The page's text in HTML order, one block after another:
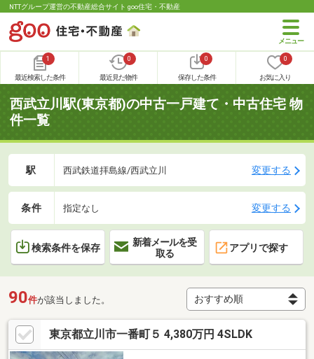
NTTグループ運営の不動産総合サイト goo住宅・不動産
1
最近検索した条件
0
最近見た物件
0
保存した条件
0
お気に入り
西武立川駅(東京都)の中古一戸建て・中古住宅 物
件一覧
駅 西武鉄道拝島線/西武立川 変更する
条件 指定なし 変更する
検索条件を保存
新着メールを受
取る
アプリで探す
90件が該当しました。
東京都立川市一番町５ 4,380万円 4SLDK